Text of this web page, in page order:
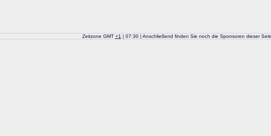
Zeitzone GMT +1 | 07:30 | Anschließend finden Sie noch die Sponsoren dieser